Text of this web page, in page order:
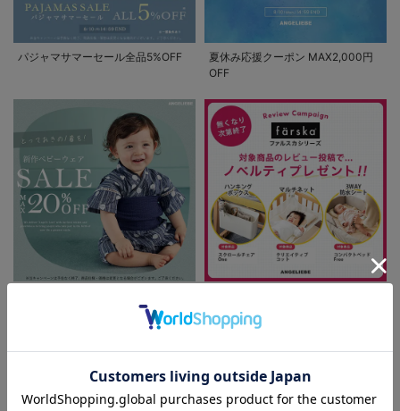
お気に入り商品を確認する
パジャマサマーセール全品5%OFF
夏休み応援クーポン MAX2,000円
OFF
ティプレゼント!
ベビー服/ベビー用品に関する特集